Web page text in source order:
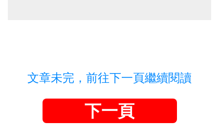
文章未完，前往下一頁繼續閱讀
下一頁